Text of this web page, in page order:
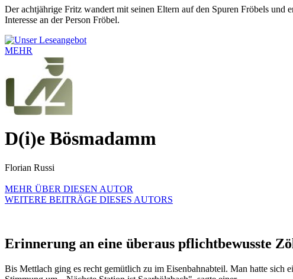
Der achtjährige Fritz wandert mit seinen Eltern auf den Spuren Fröbels
Interesse an der Person Fröbel.
MEHR
D(i)e Bösmadamm
Florian Russi
MEHR ÜBER DIESEN AUTOR
WEITERE BEITRÄGE DIESES AUTORS
Erinnerung an eine überaus pflichtbewusste
Bis Mettlach ging es recht gemütlich zu im Eisenbahnabteil. Man hatte sich